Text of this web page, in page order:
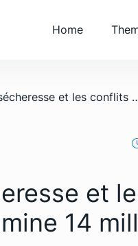
Home
/ Afrique: la sécheresse et les
et
14